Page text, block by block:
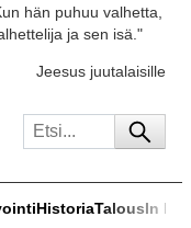
hän puhuu valhetta,
ja sen isä."
Jeesus juutalaisille
HistoriaTalousIn